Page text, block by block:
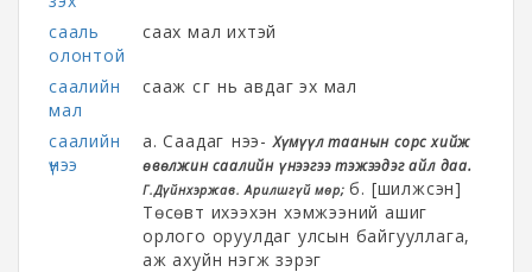
сааль
олонтой
саах мал ихтэй
саалийн
мал
сааж сүүг нь авдаг эх мал
саалийн
үнээ
а. Саадаг үнээ-Хүмүүл таанын сорс хийж
өвөлжин саалийн үнээгээ тэжээдэг айл даа.
Г.Дүйнхэржав. Арилшгүй мөр; б. [шилжсэн]
Төсөвт ихээхэн хэмжээний ашиг
орлого оруулдаг улсын байгууллага,
аж ахуйн нэгж зэрэг